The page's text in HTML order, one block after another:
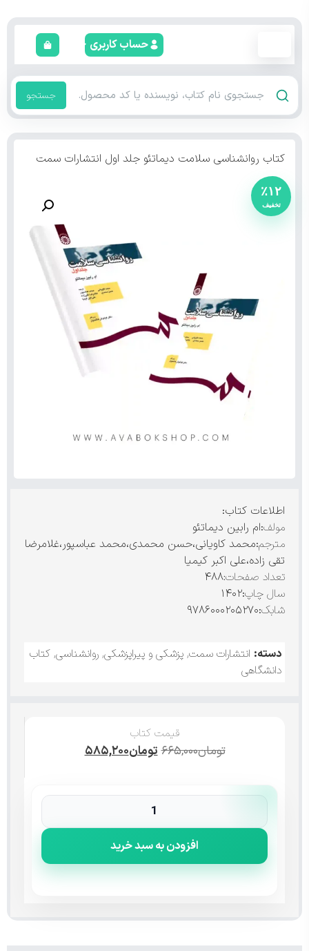
حساب کاربری
جستجو
کتاب روانشناسی سلامت دیماتئو جلد اول انتشارات سمت
٪۱۲
اطلاعات کتاب:
مولف:ام رابین دیماتئو
مترجم:محمد کاویانی،حسن محمدی،محمد عباسپور،غلامرضا
تقی زاده،علی اکبر کیمیا
تعداد صفحات:۴۸۸
سال چاپ:۱۴۰۲
شابک:۹۷۸۶۰۰۰۲۰۵۲۷۰
دسته: انتشارات سمت, پزشکی و پیراپزشکی, روانشناسی, کتاب
دانشگاهی
قیمت کتاب
تومان۶۶۵,۰۰۰تومان۵۸۵,۲۰۰
افزودن به سبد خرید